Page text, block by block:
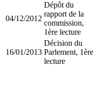
04/12/2012
Dépôt du
rapport de la
commission,
1ère lecture
16/01/2013
Décision du
Parlement, 1ère
lecture